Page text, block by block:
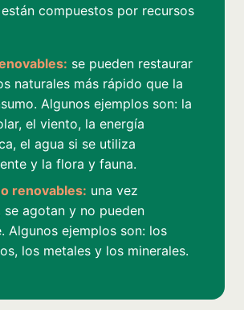
compuestos por recursos
se pueden restaurar
naturales más rápido que la
Algunos ejemplos son: la
el viento, la energía
el agua si se utiliza
y la flora y fauna.
renovables: una vez
agotan y no pueden
Algunos ejemplos son: los
los metales y los minerales.